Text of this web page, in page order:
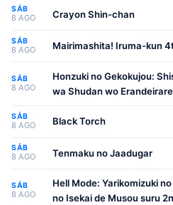
SÁB
8 AGO Crayon Shin-chan
SÁB
8 AGO Mairimashita! Iruma-kun
SÁB
8 AGO
Honzuki no Gekokujou:
wa Shudan wo
SÁB
8 AGO Black Torch
SÁB
8 AGO Tenmaku no Jaadugar
SÁB
8 AGO
Hell Mode: Yarikomizuki
no Isekai de Musou suru